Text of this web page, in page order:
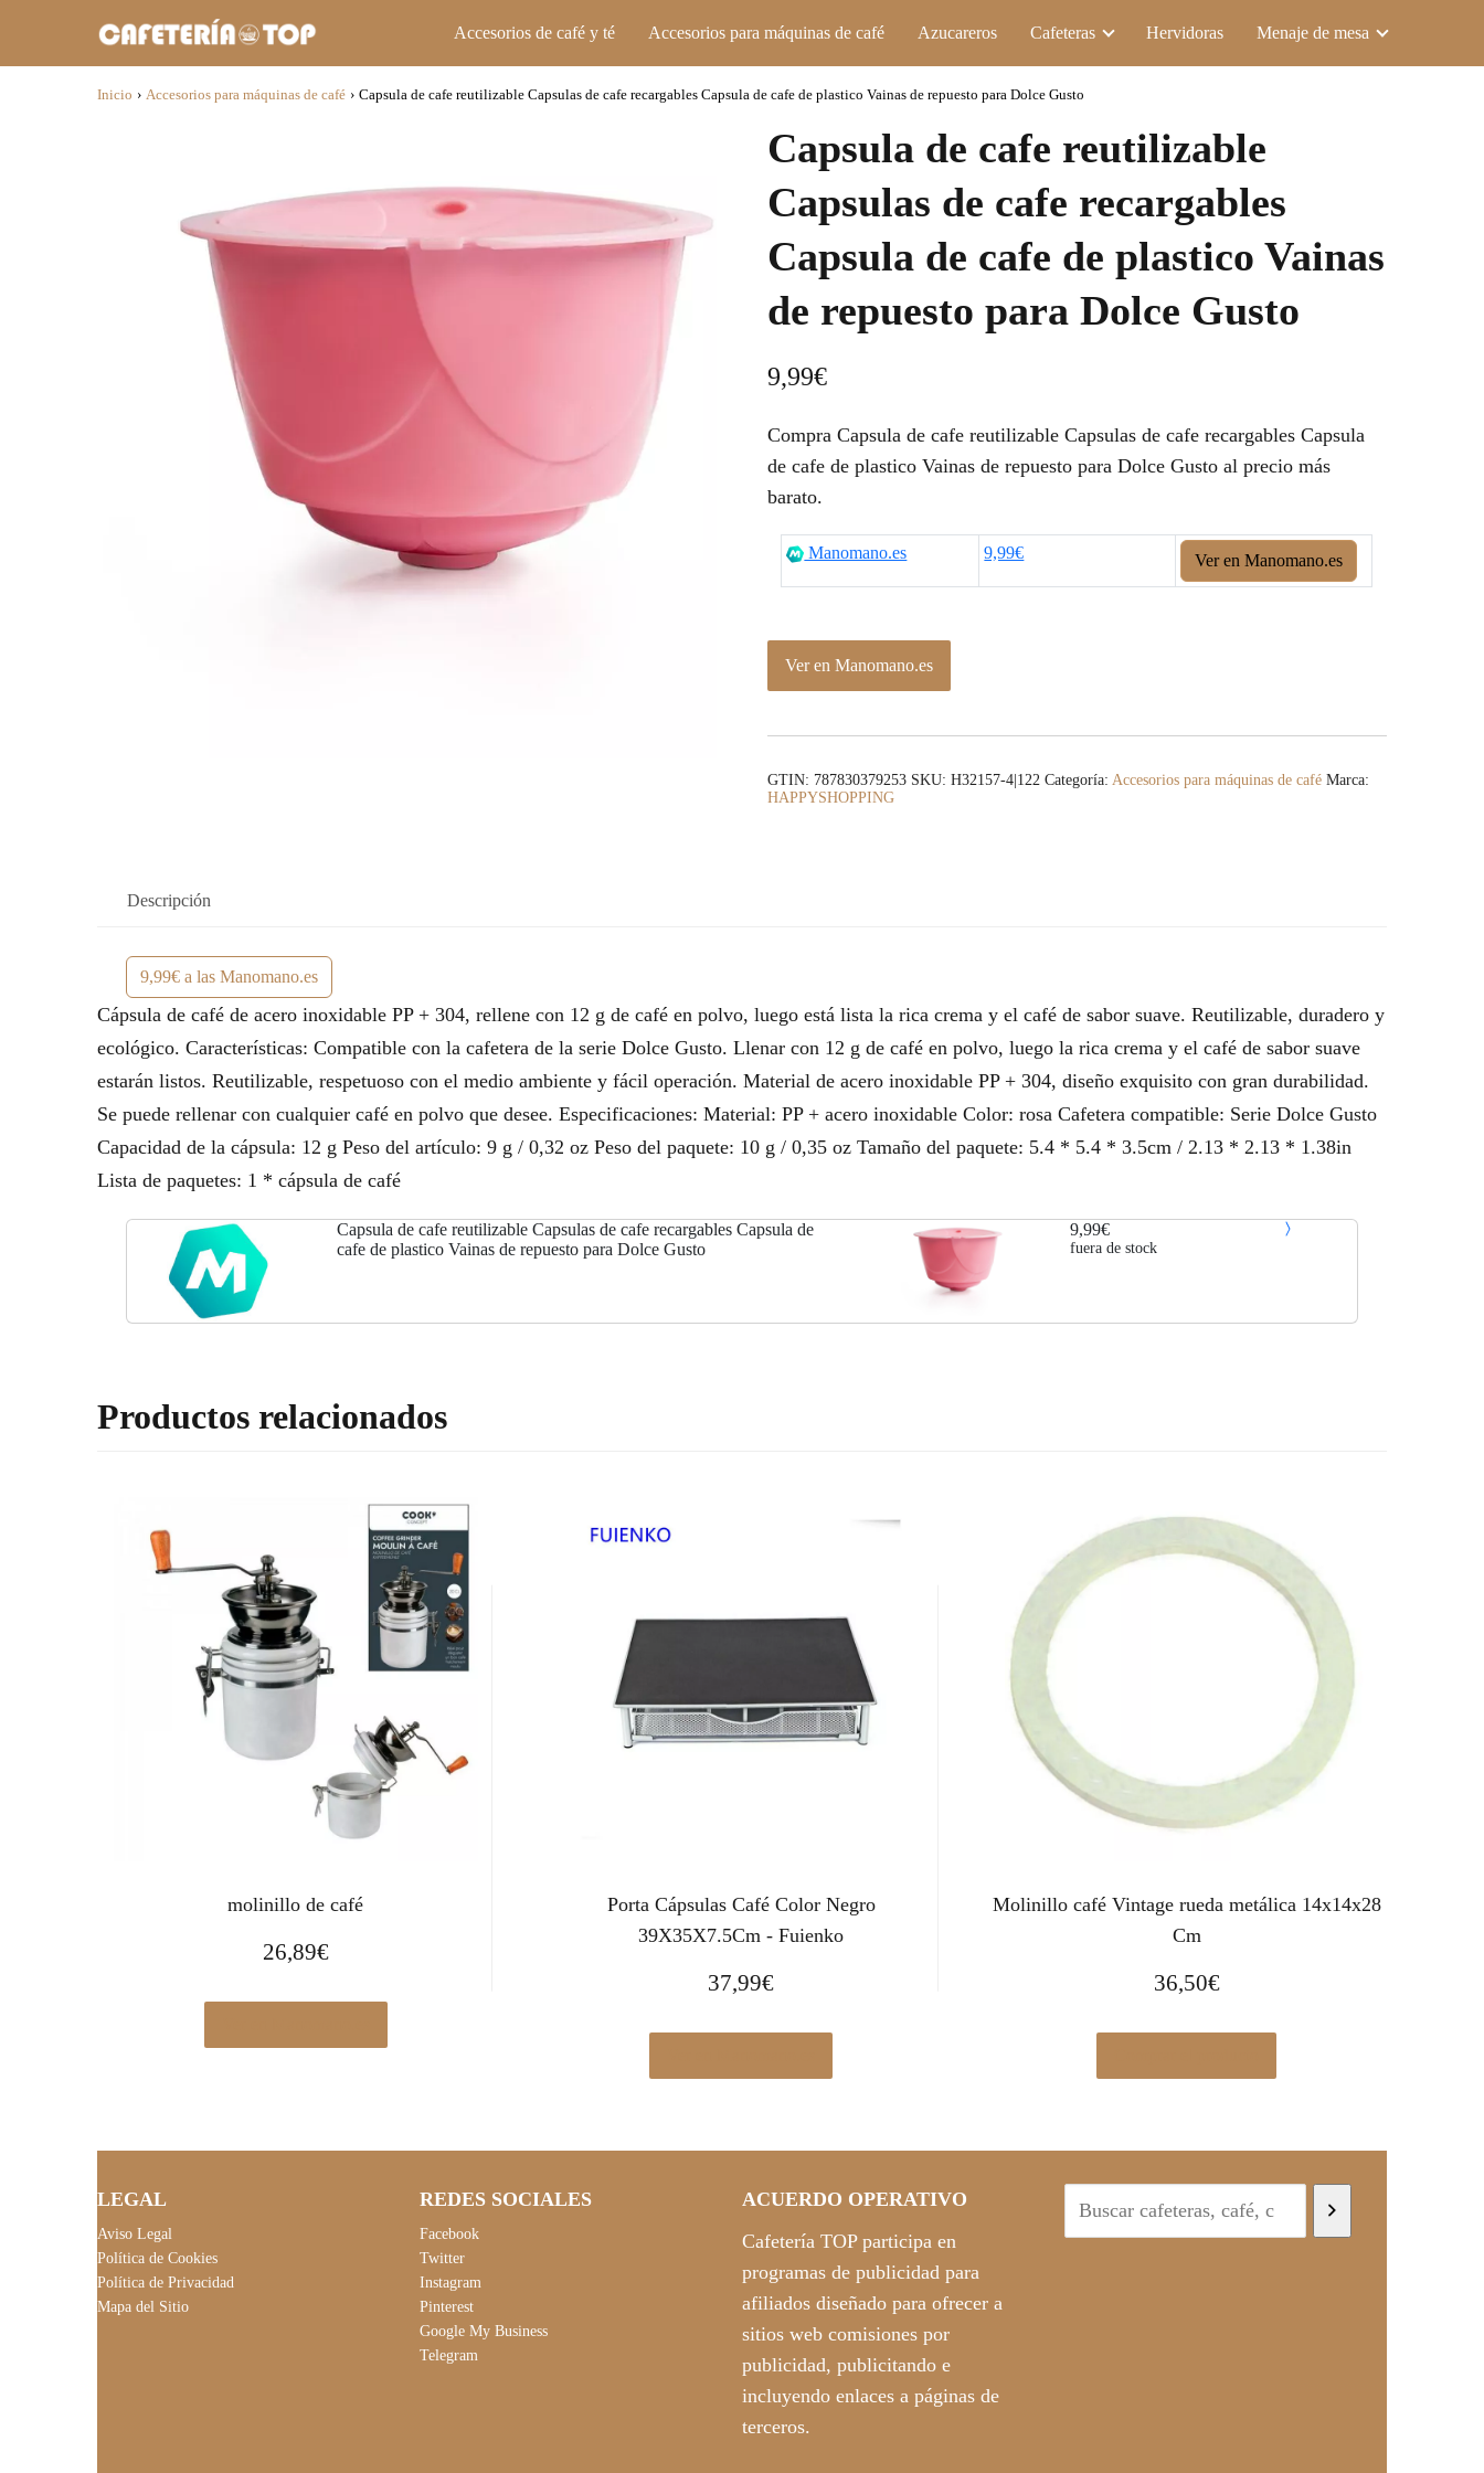
Accesorios de café y té Accesorios para máquinas de café Azucareros Cafeteras Hervidoras Menaje de mesa
Inicio › Accesorios para máquinas de café › Capsula de cafe reutilizable Capsulas de cafe recargables Capsula de cafe de plastico Vainas de repuesto para Dolce Gusto
Capsula de cafe reutilizable
Capsulas de cafe recargables
Capsula de cafe de plastico Vainas
de repuesto para Dolce Gusto
9,99€
Compra Capsula de cafe reutilizable Capsulas de cafe recargables Capsula
de cafe de plastico Vainas de repuesto para Dolce Gusto al precio más
barato.
Manomano.es 9,99€ Ver en Manomano.es
Ver en Manomano.es
GTIN: 787830379253 SKU:H32157-4|122 Categoría:Accesorios para máquinas de café Marca:
HAPPYSHOPPING
Descripción
9,99€ a las Manomano.es
Cápsula de café de acero inoxidable PP + 304, rellene con 12 g de café en polvo, luego está lista la rica crema y el café de sabor suave. Reutilizable, duradero y
ecológico. Características: Compatible con la cafetera de la serie Dolce Gusto. Llenar con 12 g de café en polvo, luego la rica crema y el café de sabor suave
estarán listos. Reutilizable, respetuoso con el medio ambiente y fácil operación. Material de acero inoxidable PP + 304, diseño exquisito con gran durabilidad.
Se puede rellenar con cualquier café en polvo que desee. Especificaciones: Material: PP + acero inoxidable Color: rosa Cafetera compatible: Serie Dolce Gusto
Capacidad de la cápsula: 12 g Peso del artículo: 9 g / 0,32 oz Peso del paquete: 10 g / 0,35 oz Tamaño del paquete: 5.4 * 5.4 * 3.5cm / 2.13 * 2.13 * 1.38in
Lista de paquetes: 1 * cápsula de café
Capsula de cafe reutilizable Capsulas de cafe recargables Capsula de
cafe de plastico Vainas de repuesto para Dolce Gusto
9,99€
fuera de stock
Productos relacionados
molinillo de café
26,89€
Porta Cápsulas Café Color Negro
39X35X7.5Cm - Fuienko
37,99€
Molinillo café Vintage rueda metálica 14x14x28
Cm
36,50€
LEGAL
Aviso Legal
Política de Cookies
Política de Privacidad
Mapa del Sitio
REDES SOCIALES
Facebook
Twitter
Instagram
Pinterest
Google My Business
Telegram
ACUERDO OPERATIVO
Cafetería TOP participa en
programas de publicidad para
afiliados diseñado para ofrecer a
sitios web comisiones por
publicidad, publicitando e
incluyendo enlaces a páginas de
terceros.